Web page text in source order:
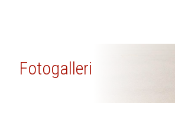
Fotogalleri